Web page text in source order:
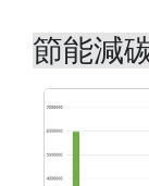
節能減